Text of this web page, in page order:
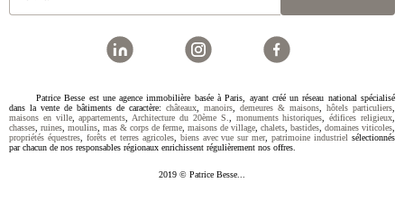
Patrice Besse est une agence immobilière basée à Paris, ayant créé un réseau national spécialisé
dans la vente de bâtiments de caractère: châteaux, manoirs, demeures & maisons, hôtels particuliers,
maisons en ville,appartements,Architecture du 20ème S., monuments historiques,édifices religieux,
chasses, ruines, moulins, mas & corps de ferme, maisons de village, chalets, bastides, domaines viticoles,
propriétés équestres, forêts et terres agricoles, biens avec vue sur mer,patrimoine industriel sélectionnés
par chacun de nos responsables régionaux enrichissent régulièrement nos offres.
2019 © Patrice Besse...